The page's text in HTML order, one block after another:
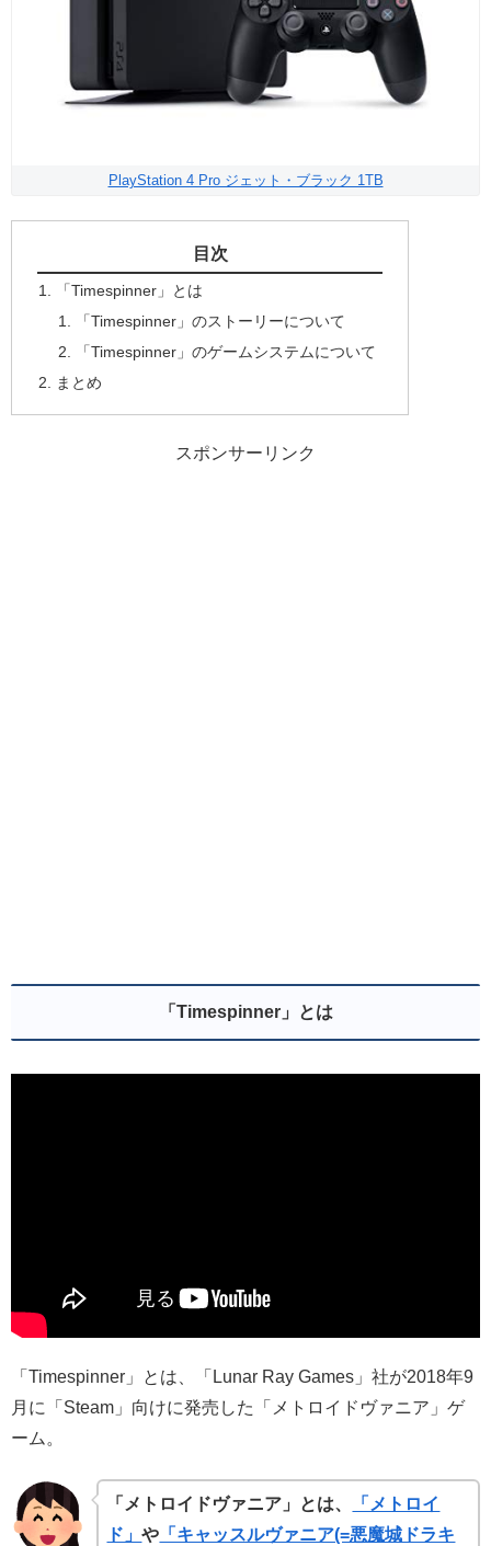
PlayStation 4 Pro ジェット・ブラック 1TB
目次
「Timespinner」とは
「Timespinner」のストーリーについて
「Timespinner」のゲームシステムについて
まとめ
スポンサーリンク
「Timespinner」とは
「Timespinner」とは、「Lunar Ray Games」社が2018年9
月に「Steam」向けに発売した「メトロイドヴァニア」ゲ
ーム。
「メトロイドヴァニア」とは、
「メトロイ
ド」や 「キャッスルヴァニア(=悪魔城ドラキ